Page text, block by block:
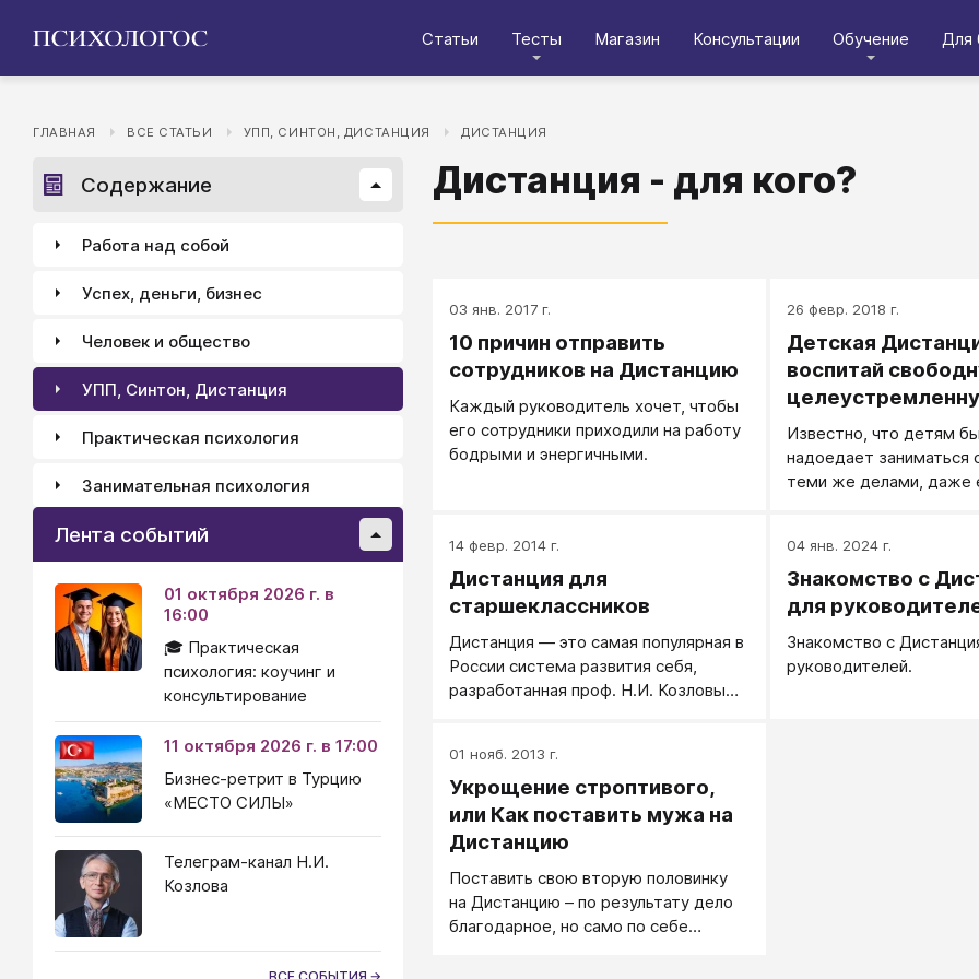
Статьи Тесты Магазин Консультации Обучение Для
ГЛАВНАЯ ВСЕ СТАТЬИ УПП, СИНТОН, ДИСТАНЦИЯ ДИСТАНЦИЯ
Дистанция - для кого?
03 янв. 2017 г.
10 причин отправить
сотрудников на Дистанцию
Каждый руководитель хочет, чтобы
его сотрудники приходили на работу
бодрыми и энергичными.
26 февр. 2018 г.
Детская
воспитай
личность
Известно, что детям
надоедает заниматься
теми же делами, даже
рычаги влияния на
Как показывает
методы воспитания
всегда эффективны.
времена, меняемся и
14 февр. 2014 г.
Дистанция для
старшеклассников
Дистанция ― это самая популярная в
России система развития себя,
разработанная проф. Н.И. Козловым.
налаживание отношений в семье,
возможность поправить здоровье,
приучить себя ложиться вовремя,
отучить себя от жалоб, оправданий и
самоедства, научить себя слышать,
понимать и профессионально
чувствовать людей.
04 янв. 2024 г.
Знакомство с
для
Знакомство с
руководителей.
01 нояб. 2013 г.
Укрощение строптивого,
или Как поставить мужа на
Дистанцию
Поставить свою вторую половинку
на Дистанцию – по результату дело
благодарное, но само по себе
Содержание
Работа над собой
Успех, деньги, бизнес
Человек и общество
УПП, Синтон, Дистанция
Практическая психология
Занимательная психология
Лента событий
01 октября 2026 г. в
16:00
🎓 Практическая
психология: коучинг и
консультирование
11 октября 2026 г. в 17:00
Бизнес-ретрит в Турцию
«МЕСТО СИЛЫ»
Телеграм-канал Н.И.
Козлова